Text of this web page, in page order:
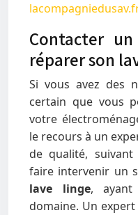
lacompagniedusav.fr
Contacter
réparer son
Si vous avez des
certain que vous
votre
le recours à un
de qualité, suivant
faire intervenir un
lave linge, ayant
domaine. Un